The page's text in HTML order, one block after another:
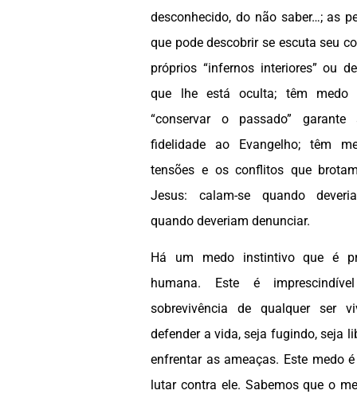
desconhecido, do não saber…; as
que pode descobrir se escuta seu
próprios “infernos interiores” ou
que lhe está oculta; têm medo
“conservar o passado” garante
fidelidade ao Evangelho; têm
tensões e os conflitos que
Jesus: calam-se quando
quando deveriam denunciar.
Há um medo instintivo que é
humana. Este é
sobrevivência de qualquer ser
defender a vida, seja fugindo, seja
enfrentar as ameaças. Este medo
lutar contra ele. Sabemos que o